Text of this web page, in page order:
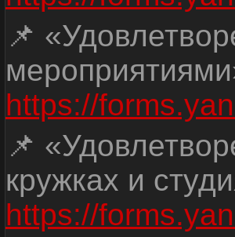
📌
https://
📌
кружках и
https://